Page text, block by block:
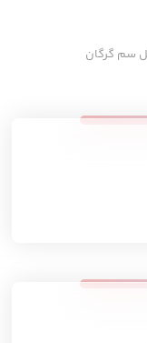
سم گرگان